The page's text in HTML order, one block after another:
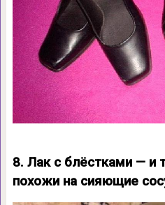
8. Лак с блёстками — и
похожи на сияющие